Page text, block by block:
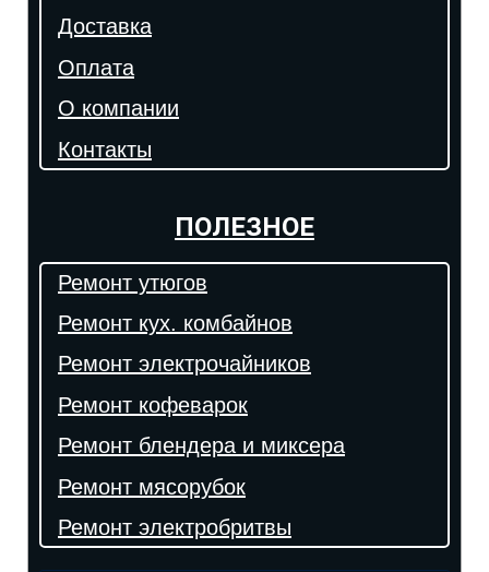
Доставка
Оплата
О компании
Контакты
ПОЛЕЗНОЕ
Ремонт утюгов
Ремонт кух. комбайнов
Ремонт электрочайников
Ремонт кофеварок
Ремонт блендера и миксера
Ремонт мясорубок
Ремонт электробритвы